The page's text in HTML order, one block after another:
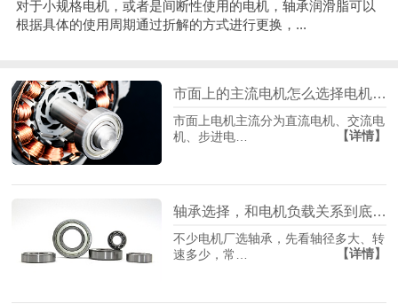
对于小规格电机，或者是间断性使用的电机，轴承润滑脂可以
根据具体的使用周期通过折解的方式进行更换，...
市面上的主流电机怎么选择电机轴承？
市面上电机主流分为直流电机、交流电
机、步进电…
【详情】
轴承选择，和电机负载关系到底有多大？
不少电机厂选轴承，先看轴径多大、转
速多少，常…
【详情】